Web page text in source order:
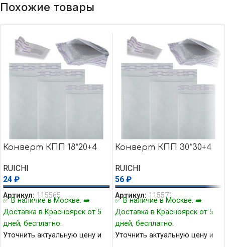
Похожие товары
Конверт КПП 18*20+4
RUICHI
24 ₽
Артикул: 115565
✅ В наличие в Москве. ➡️
Доставка в Красноярск от 5
дней, бесплатно.
Уточнить актуальную цену и
Конверт КПП 30*30+4
RUICHI
56 ₽
Артикул: 115571
✅ В наличие в Москве. ➡️
Доставка в Красноярск от 5
дней, бесплатно.
Уточнить актуальную цену и